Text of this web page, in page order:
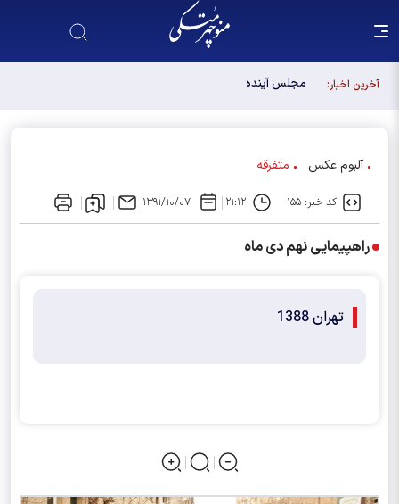
آخرین اخبار:
مجلس آینده باید آبروی اصولگرایی باشد / فهرست شورای
آلبوم عکس متفرقه
کد خبر: ۱۵۵ ۲۱:۱۲ ۱۳۹۱/۱۰/۰۷
راهپیمایی نهم دی ماه
تهران 1388